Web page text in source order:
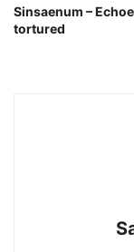
Sinsaenum –
tortured